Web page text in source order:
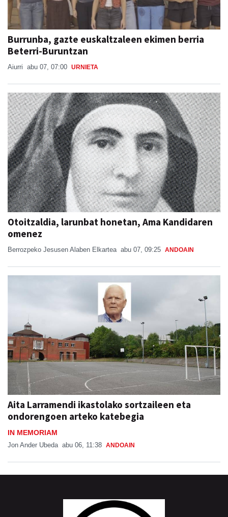
Burrunba, gazte euskaltzaleen ekimen berria
Beterri-Buruntzan
Aiurri abu 07, 07:00 URNIETA
Otoitzaldia, larunbat honetan, Ama Kandidaren
omenez
Berrozpeko Jesusen Alaben Elkartea abu 07, 09:25 ANDOAIN
Aita Larramendi ikastolako sortzaileen eta
ondorengoen arteko katebegia
IN MEMORIAM
Jon Ander Ubeda abu 06, 11:38 ANDOAIN